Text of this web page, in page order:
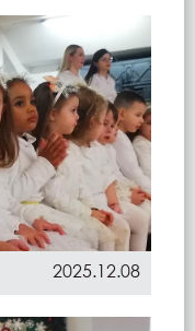
2025.12.08